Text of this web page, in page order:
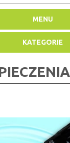
MENU
KATEGORIE